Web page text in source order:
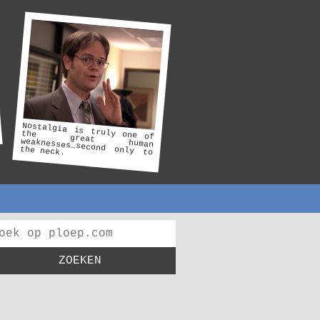
Nostalgia is truly one of
the
great
human
weaknesses…second only to
the neck.
ZOEKEN